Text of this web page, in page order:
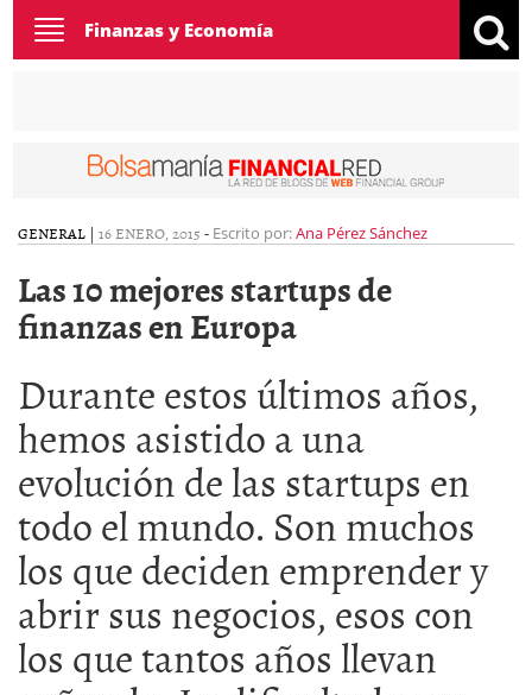
Toggle
navigation
Finanzas y Economía
GENERAL | 16 ENERO, 2015 - Escrito por:Ana Pérez Sánchez
Las 10 mejores startups de
finanzas en Europa
Durante estos últimos años,
hemos asistido a una
evolución de las startups en
todo el mundo. Son muchos
los que deciden emprender y
abrir sus negocios, esos con
los que tantos años llevan